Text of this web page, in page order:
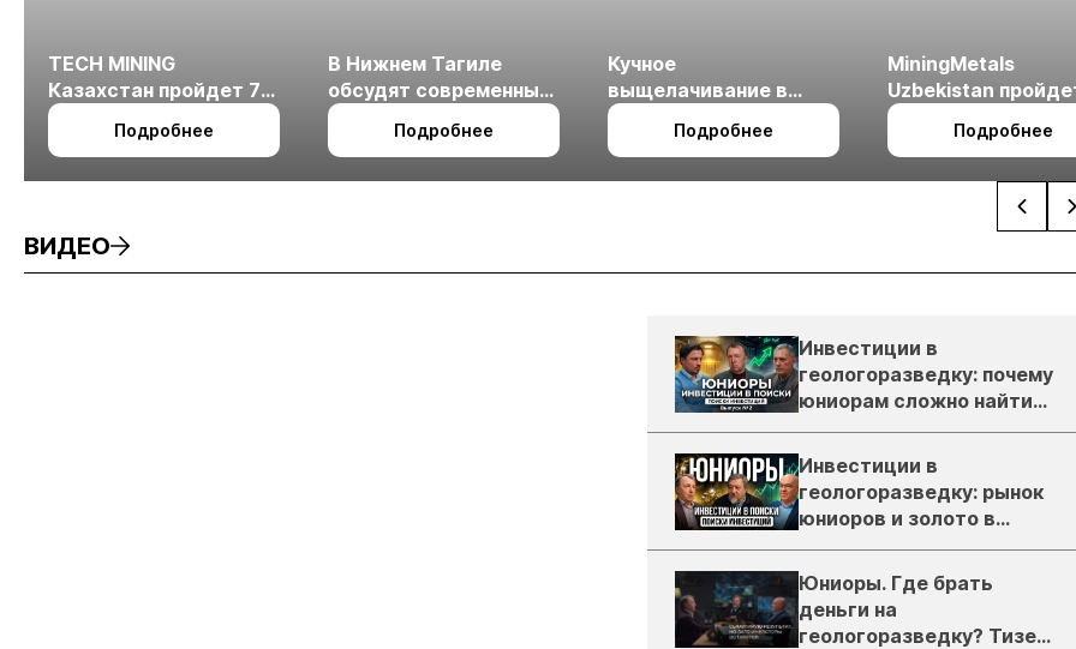
TECH MINING
Казахстан пройдет 7
октября в Алматы
Подробнее
В Нижнем Тагиле
обсудят современные
технологии
измельчения
Подробнее
Кучное
выщелачивание в
холодном климате
Подробнее
MiningMetals
Uzbekistan
27 по 29 октября в
Ташкент
Подробнее
ВИДЕО
Инвестиции в
геологоразведку: почему
юниорам сложно найти
деньги
Инвестиции в
геологоразведку: рынок
юниоров и золото в
России
Юниоры. Где брать
деньги на
геологоразведку? Тизер